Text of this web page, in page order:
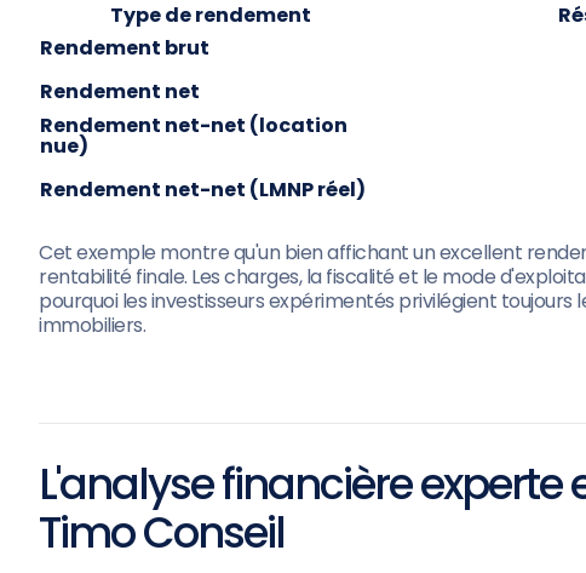
Type de rendement
Rendement brut
Rendement net
Rendement net-net (location
nue)
Rendement net-net (LMNP réel)
Cet exemple montre qu'un bien affichant un excellent
rentabilité finale. Les charges, la fiscalité et le mode
pourquoi les investisseurs expérimentés privilégient
immobiliers.
L'analyse financière
Timo Conseil